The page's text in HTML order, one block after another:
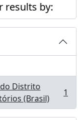
results by:
Distrito
(Brasil)
1